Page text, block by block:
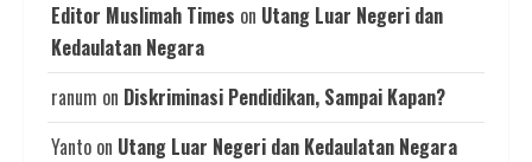
Editor Muslimah Times on Utang Luar Negeri dan
Kedaulatan Negara
ranum on Diskriminasi Pendidikan, Sampai Kapan?
Yanto on Utang Luar Negeri dan Kedaulatan Negara